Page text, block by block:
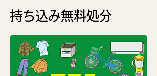
持ち込み無料処分